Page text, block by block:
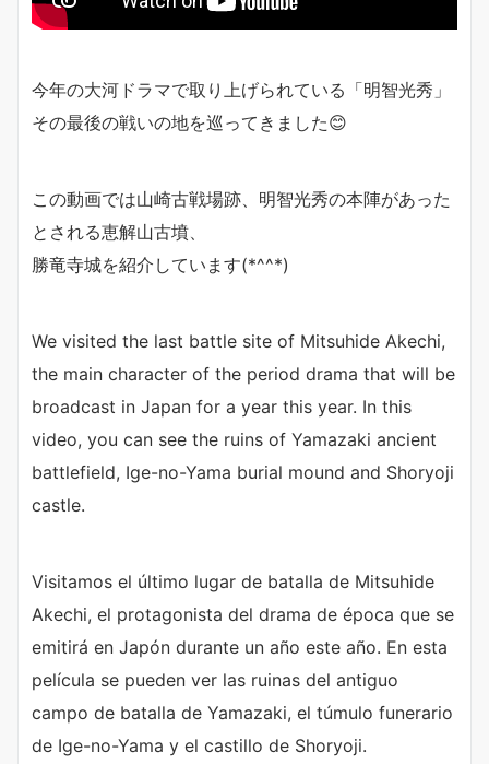
今年の大河ドラマで取り上げられている「明智光秀」
その最後の戦いの地を巡ってきました😊
この動画では山崎古戦場跡、明智光秀の本陣があった
とされる恵解山古墳、
勝竜寺城を紹介しています(*^^*)
We visited the last battle site of Mitsuhide Akechi,
the main character of the period drama that will be
broadcast in Japan for a year this year. In this
video, you can see the ruins of Yamazaki ancient
battlefield, Ige-no-Yama burial mound and Shoryoji
castle.
Visitamos el último lugar de batalla de Mitsuhide
Akechi, el protagonista del drama de época que se
emitirá en Japón durante un año este año. En esta
película se pueden ver las ruinas del antiguo
campo de batalla de Yamazaki, el túmulo funerario
de Ige-no-Yama y el castillo de Shoryoji.